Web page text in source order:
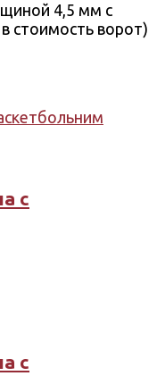
4,5 мм с
стоимость ворот)
с
с